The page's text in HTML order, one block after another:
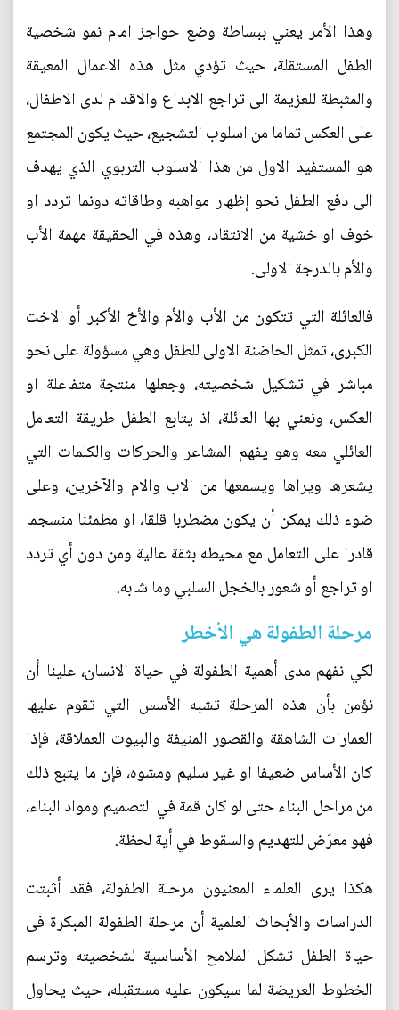
وهذا الأمر يعني ببساطة وضع حواجز امام نمو شخصية
الطفل المستقلة، حيث تؤدي مثل هذه الاعمال المعيقة
والمثبطة للعزيمة الى تراجع الابداع والاقدام لدى الاطفال،
على العكس تماما من اسلوب التشجيع، حيث يكون المجتمع
هو المستفيد الاول من هذا الاسلوب التربوي الذي يهدف
الى دفع الطفل نحو إظهار مواهبه وطاقاته دونما تردد او
خوف او خشية من الانتقاد، وهذه في الحقيقة مهمة الأب
والأم بالدرجة الاولى.
فالعائلة التي تتكون من الأب والأم والأخ الأكبر أو الاخت
الكبرى، تمثل الحاضنة الاولى للطفل وهي مسؤولة على نحو
مباشر في تشكيل شخصيته، وجعلها منتجة متفاعلة او
العكس، ونعني بها العائلة، اذ يتابع الطفل طريقة التعامل
العائلي معه وهو يفهم المشاعر والحركات والكلمات التي
يشعرها ويراها ويسمعها من الاب والام والآخرين، وعلى
ضوء ذلك يمكن أن يكون مضطربا قلقا، او مطمئنا منسجما
قادرا على التعامل مع محيطه بثقة عالية ومن دون أي تردد
او تراجع أو شعور بالخجل السلبي وما شابه.
مرحلة الطفولة هي الأخطر
لكي نفهم مدى أهمية الطفولة في حياة الانسان، علينا أن
نؤمن بأن هذه المرحلة تشبه الأسس التي تقوم عليها
العمارات الشاهقة والقصور المنيفة والبيوت العملاقة، فإذا
كان الأساس ضعيفا او غير سليم ومشوه، فإن ما يتبع ذلك
من مراحل البناء حتى لو كان قمة في التصميم ومواد البناء،
فهو معرّض للتهديم والسقوط في أية لحظة.
هكذا يرى العلماء المعنيون مرحلة الطفولة، فقد أثبتت
الدراسات والأبحاث العلمية أن مرحلة الطفولة المبكرة فى
حياة الطفل تشكل الملامح الأساسية لشخصيته وترسم
الخطوط العريضة لما سيكون عليه مستقبله، حيث يحاول